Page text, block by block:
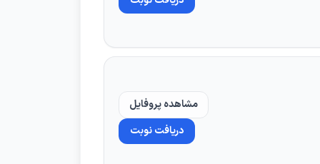
مشخص میشود، اما به طور کلی دکتر
مشاهده پروفایل
دریافت نوبت